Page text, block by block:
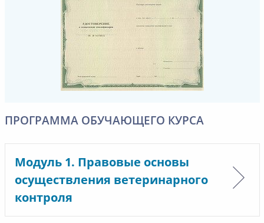
ПРОГРАММА ОБУЧАЮЩЕГО КУРСА
Модуль 1. Правовые основы
осуществления ветеринарного
контроля